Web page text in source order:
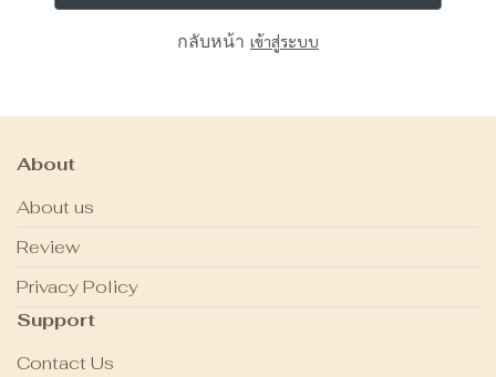
กลับหน้า เข้าสู่ระบบ
About
About us
Review
Privacy Policy
Support
Contact Us